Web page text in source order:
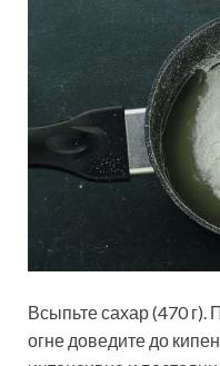
Всыпьте сахар (470
огне доведите до